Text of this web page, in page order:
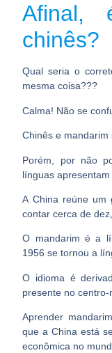
Afinal,
chinês?
Qual seria o
mesma coisa???
Calma! Não se
Chinês e mandarim
Porém, por não
línguas
A China reúne um
contar cerca de
O mandarim é a
1956 se tornou a
O idioma é
presente no centro-
Aprender mandarim
que a China está
econômica no